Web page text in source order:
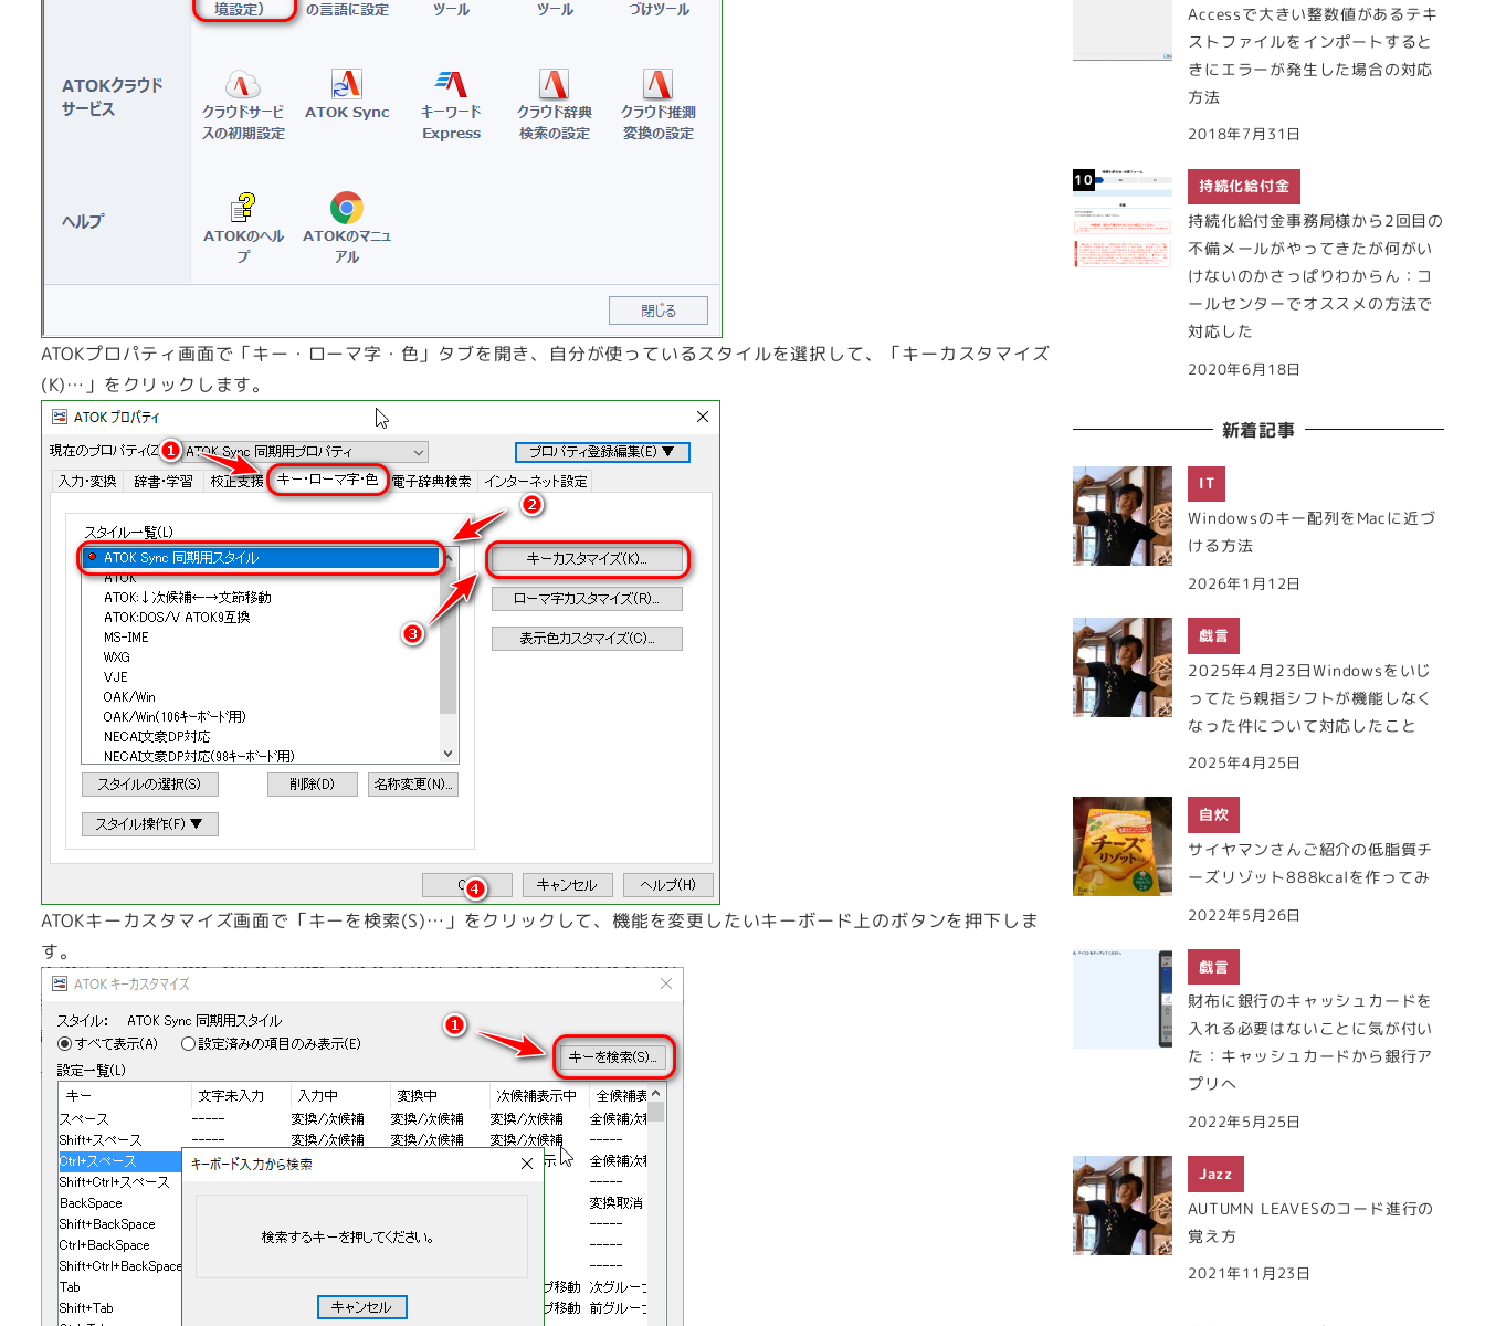
ATOKプロパティ画面で「キー・ローマ字・色」タブを開き、自分が使っているスタイルを選択して、「キーカスタマイズ
(K)…」をクリックします。
ATOKキーカスタマイズ画面で「キーを検索(S)…」をクリックして、機能を変更したいキーボード上のボタンを押下しま
す。
Accessで大きい整数値があるテキ
ストファイルをインポートすると
きにエラーが発生した場合の対応
方法
2018年7月31日
持続化給付金
持続化給付金事務局様から2回目の
不備メールがやってきたが何がい
けないのかさっぱりわからん：コ
ールセンターでオススメの方法で
対応した
2020年6月18日
新着記事
IT
Windowsのキー配列をMacに近づ
ける方法
2026年1月12日
戯言
2025年4月23日Windowsをいじ
ってたら親指シフトが機能しなく
なった件について対応したこと
2025年4月25日
自炊
サイヤマンさんご紹介の低脂質チ
ーズリゾット888kcalを作ってみ
2022年5月26日
戯言
財布に銀行のキャッシュカードを
入れる必要はないことに気が付い
た：キャッシュカードから銀行ア
プリへ
2022年5月25日
Jazz
AUTUMN LEAVESのコード進行の
覚え方
2021年11月23日